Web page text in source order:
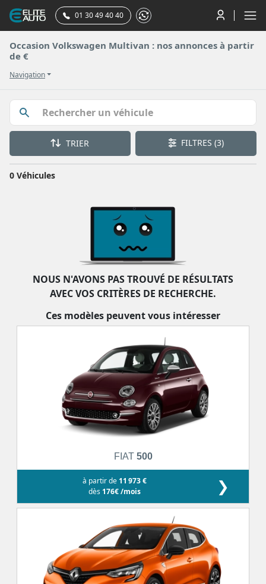
01 30 49 40 40
Occasion Volkswagen Multivan : nos annonces à partir
de €
Navigation
TRIER FILTRES(3)
0 Véhicules
NOUS N'AVONS PAS TROUVÉ DE RÉSULTATS
AVEC VOS CRITÈRES DE RECHERCHE.
Ces modèles peuvent vous intéresser
FIAT 500
à partir de 11 973 €
dès 176€ /mois ❯